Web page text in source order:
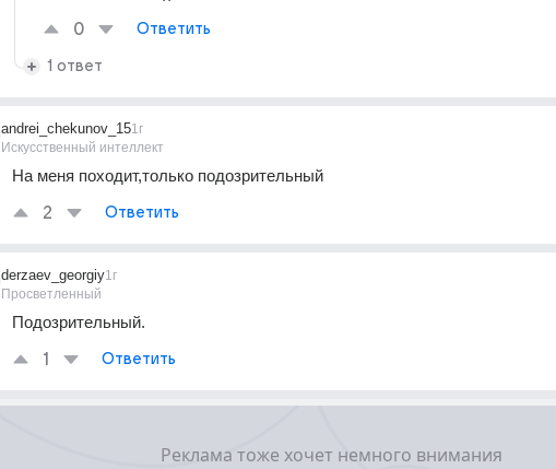
0 Ответить
1 ответ
andrei_chekunov_15
Искусственный интеллект
1г
На меня походит,только подозрительный
2 Ответить
derzaev_georgiy
Просветленный
1г
Подозрительный.
1 Ответить